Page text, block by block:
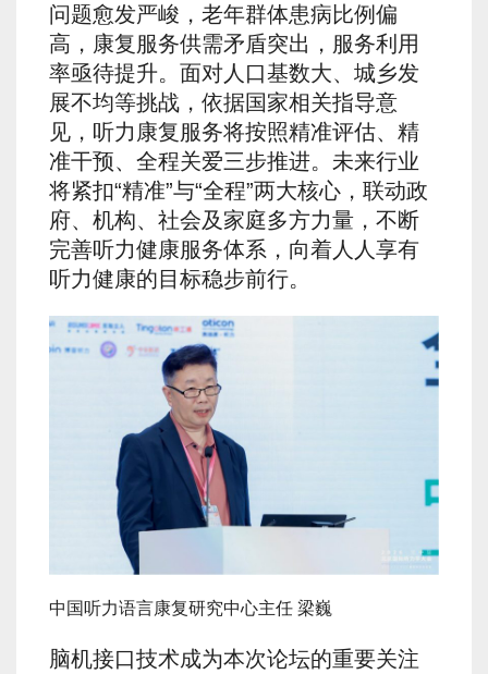
问题愈发严峻，老年群体患病比例偏
高，康复服务供需矛盾突出，服务利用
率亟待提升。面对人口基数大、城乡发
展不均等挑战，依据国家相关指导意
见，听力康复服务将按照精准评估、精
准干预、全程关爱三步推进。未来行业
将紧扣“精准”与“全程”两大核心，联动政
府、机构、社会及家庭多方力量，不断
完善听力健康服务体系，向着人人享有
听力健康的目标稳步前行。
中国听力语言康复研究中心主任 梁巍
脑机接口技术成为本次论坛的重要关注